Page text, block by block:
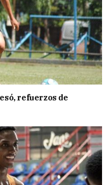
refuerzos de